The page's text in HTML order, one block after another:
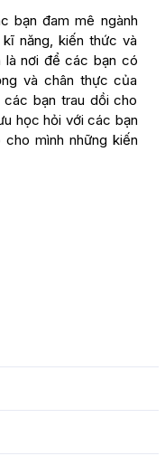
bạn đam mê ngành
năng, kiến thức và
là nơi để các bạn có
và chân thực của
bạn trau dồi cho
học hỏi với các bạn
mình những kiến